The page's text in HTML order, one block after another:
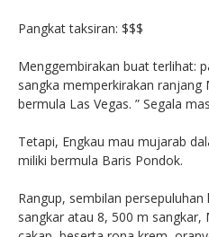
Pangkat taksiran: $$$
Menggembirakan buat terlihat:
sangka memperkirakan ranjang
bermula Las Vegas. ” Segala
Tetapi, Engkau mau mujarab
miliki bermula Baris Pondok.
Rangup, sembilan
sangkar atau 8, 500 m